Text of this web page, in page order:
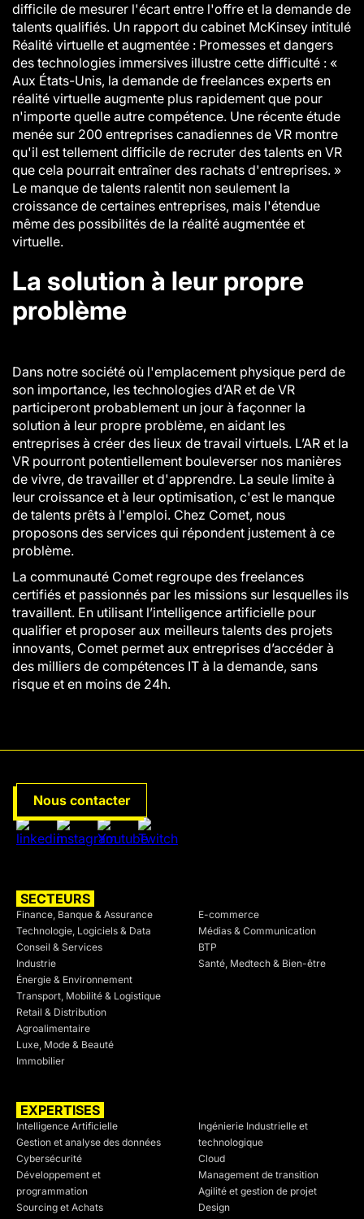
difficile de mesurer l'écart entre l'offre et la demande de
talents qualifiés. Un rapport du cabinet McKinsey intitulé
Réalité virtuelle et augmentée : Promesses et dangers
des technologies immersives illustre cette difficulté : «
Aux États-Unis, la demande de freelances experts en
réalité virtuelle augmente plus rapidement que pour
n'importe quelle autre compétence. Une récente étude
menée sur 200 entreprises canadiennes de VR montre
qu'il est tellement difficile de recruter des talents en VR
que cela pourrait entraîner des rachats d'entreprises. »
Le manque de talents ralentit non seulement la
croissance de certaines entreprises, mais l'étendue
même des possibilités de la réalité augmentée et
virtuelle.
La solution à leur propre
problème
Dans notre société où l'emplacement physique perd de
son importance, les technologies d’AR et de VR
participeront probablement un jour à façonner la
solution à leur propre problème, en aidant les
entreprises à créer des lieux de travail virtuels. L’AR et la
VR pourront potentiellement bouleverser nos manières
de vivre, de travailler et d'apprendre. La seule limite à
leur croissance et à leur optimisation, c'est le manque
de talents prêts à l'emploi. Chez Comet, nous
proposons des services qui répondent justement à ce
problème.
La communauté Comet regroupe des freelances
certifiés et passionnés par les missions sur lesquelles ils
travaillent. En utilisant l’intelligence artificielle pour
qualifier et proposer aux meilleurs talents des projets
innovants, Comet permet aux entreprises d’accéder à
des milliers de compétences IT à la demande, sans
risque et en moins de 24h.
SECTEURS
Finance, Banque & Assurance
Technologie, Logiciels & Data
Conseil & Services
Industrie
Énergie & Environnement
Transport, Mobilité & Logistique
Retail & Distribution
Agroalimentaire
Luxe, Mode & Beauté
Immobilier
E-commerce
Médias & Communication
BTP
Santé, Medtech & Bien-être
EXPERTISES
Intelligence Artificielle
Gestion et analyse des données
Cybersécurité
Développement et
programmation
Sourcing et Achats
Ingénierie Industrielle et
technologique
Cloud
Management de transition
Agilité et gestion de projet
Design
Nous contacter